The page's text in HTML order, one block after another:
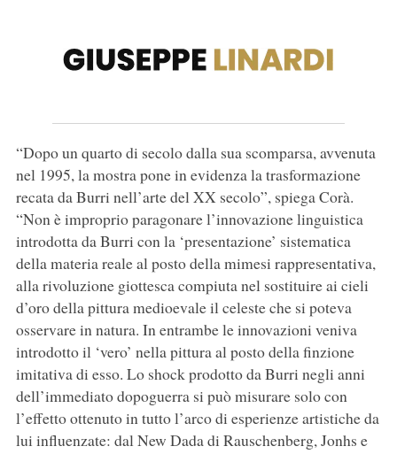
“Dopo un quarto di secolo dalla sua scomparsa, avvenuta
nel 1995, la mostra pone in evidenza la trasformazione
recata da Burri nell’arte del XX secolo”, spiega Corà.
“Non è improprio paragonare l’innovazione linguistica
introdotta da Burri con la ‘presentazione’ sistematica
della materia reale al posto della mimesi rappresentativa,
alla rivoluzione giottesca compiuta nel sostituire ai cieli
d’oro della pittura medioevale il celeste che si poteva
osservare in natura. In entrambe le innovazioni veniva
introdotto il ‘vero’ nella pittura al posto della finzione
imitativa di esso. Lo shock prodotto da Burri negli anni
dell’immediato dopoguerra si può misurare solo con
l’effetto ottenuto in tutto l’arco di esperienze artistiche da
lui influenzate: dal New Dada di Rauschenberg, Jonhs e